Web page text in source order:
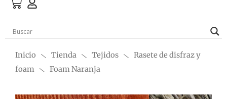
Inicio Tienda Tejidos
Rasete de disfraz y
foam
Foam Naranja